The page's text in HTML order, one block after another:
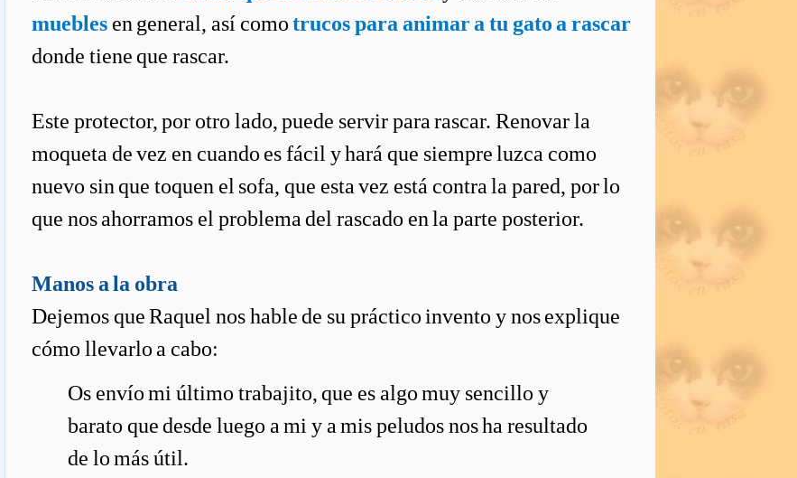
muebles en general, así comotrucos para animar a tu gato a rascar
donde tiene que rascar.
Este protector, por otro lado, puede servir para rascar. Renovar la
moqueta de vez en cuando es fácil y hará que siempre luzca como
nuevo sin que toquen el sofa, que esta vez está contra la pared, por lo
que nos ahorramos el problema del rascado en la parte posterior.
Manos a la obra
Dejemos que Raquel nos hable de su práctico invento y nos explique
cómo llevarlo a cabo:
Os envío mi último trabajito, que es algo muy sencillo y
barato que desde luego a mi y a mis peludos nos ha resultado
de lo más útil.